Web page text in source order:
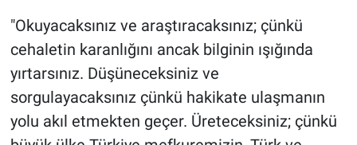
"Okuyacaksınız ve araştıracaksınız; çünkü
cehaletin karanlığını ancak bilginin ışığında
yırtarsınız. Düşüneceksiniz ve
sorgulayacaksınız çünkü hakikate ulaşmanın
yolu akıl etmekten geçer. Üreteceksiniz; çünkü